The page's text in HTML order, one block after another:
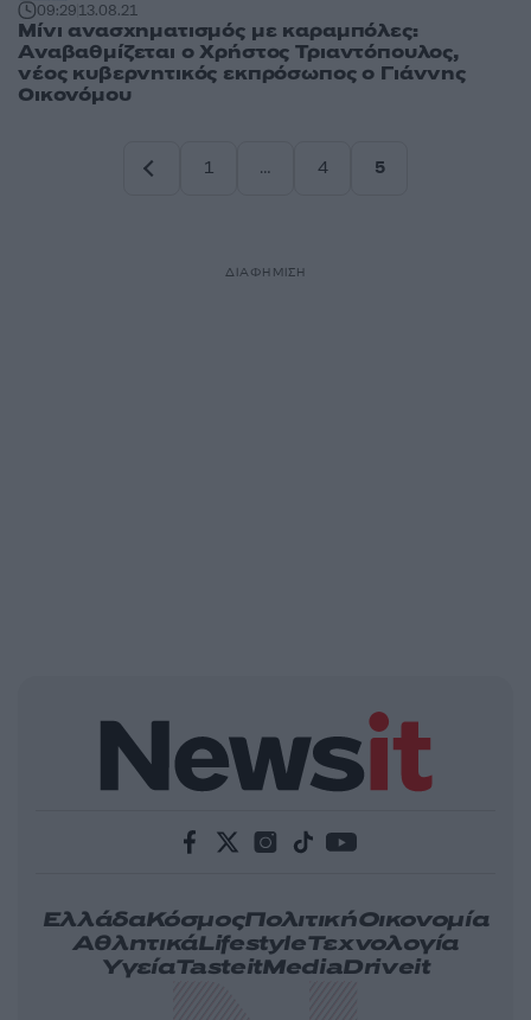
09:2913.08.21
Μίνι ανασχηματισμός με καραμπόλες:
Αναβαθμίζεται ο Χρήστος Τριαντόπουλος,
νέος κυβερνητικός εκπρόσωπος ο Γιάννης
Οικονόμου
1
…
4
5
ΔΙΑΦΗΜΙΣΗ
ΕλλάδαΚόσμοςΠολιτικήΟικονομία
ΑθλητικάLifestyleΤεχνολογία
ΥγείαTasteitMediaDriveit